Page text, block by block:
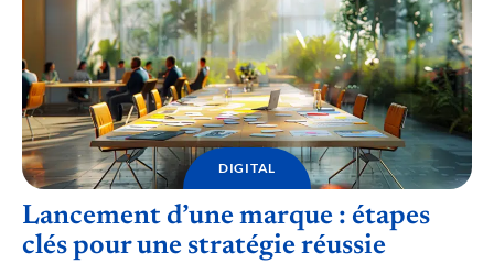
DIGITAL
Lancement d’une marque : étapes
clés pour une stratégie réussie